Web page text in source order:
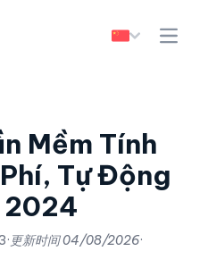
Mềm Tính
Tự Động
2024
· 更新时间04/08/2026·